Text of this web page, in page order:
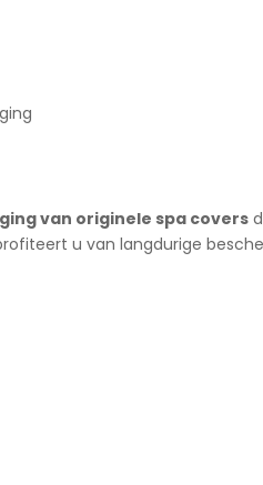
van originele spa covers
u van langdurige